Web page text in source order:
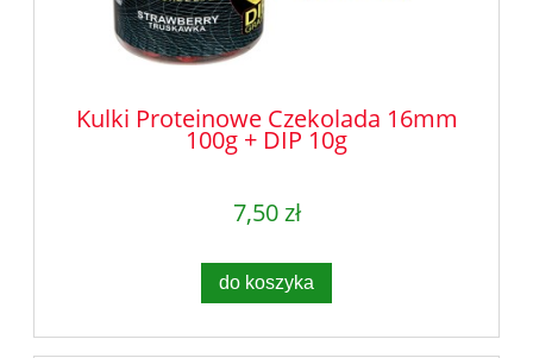
Kulki Proteinowe Czekolada 16mm
100g + DIP 10g
7,50 zł
do koszyka